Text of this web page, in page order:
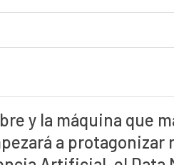
y la máquina que
a protagonizar